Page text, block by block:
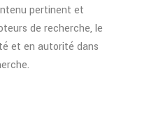
pertinent et
de recherche, le
et en autorité dans